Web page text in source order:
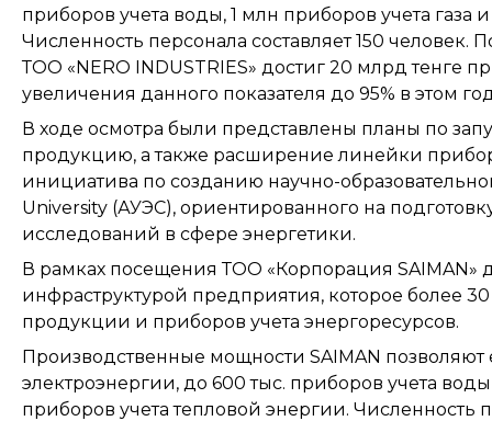
приборов учета воды, 1 млн приборов учета газа
Численность персонала составляет 150
ТОО «NERO INDUSTRIES» достиг 20 млрд тенге
увеличения данного показателя до 95% в этом
В ходе осмотра были представлены планы по
продукцию, а также расширение линейки
инициатива по созданию научно-
University (АУЭС), ориентированного на
исследований в сфере энергетики.
В рамках посещения ТОО «Корпорация SAIMAN»
инфраструктурой предприятия, которое более
продукции и приборов учета энергоресурсов.
Производственные мощности SAIMAN
электроэнергии, до 600 тыс. приборов учета
приборов учета тепловой энергии. Численность